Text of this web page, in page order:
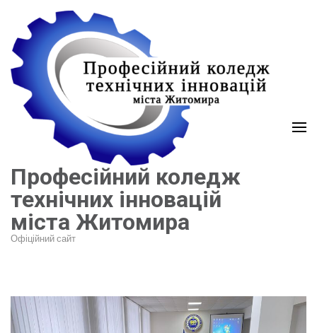
вмісту
(натисніть
Enter)
Професійний коледж
технічних інновацій
міста Житомира
Офіційний сайт